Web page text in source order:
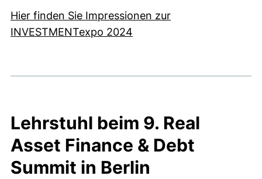
Hier finden Sie Impressionen zur
INVESTMENTexpo 2024
Lehrstuhl beim 9. Real
Asset Finance & Debt
Summit in Berlin